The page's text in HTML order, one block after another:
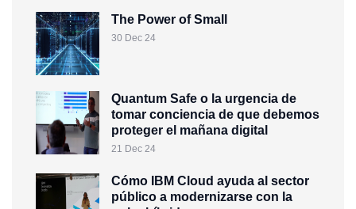
The Power of Small
30 Dec 24
Quantum Safe o la urgencia de
tomar conciencia de que debemos
proteger el mañana digital
21 Dec 24
Cómo IBM Cloud ayuda al sector
público a modernizarse con la